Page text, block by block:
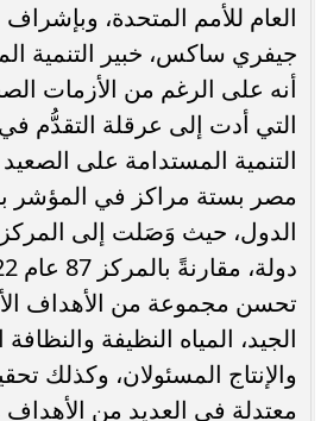
العام للأمم المتحدة، وبإشراف
جيفري ساكس، خبير التنمية
أنه على الرغم من الأزمات
التي أدت إلى عرقلة التقدُّم
التنمية المستدامة على
مصر بستة مراكز في المؤشر
تحسن مجموعة من الأهداف
الجيد، المياه النظيفة
والإنتاج المسئولان، وكذلك
معتدلة في العديد من الأهداف